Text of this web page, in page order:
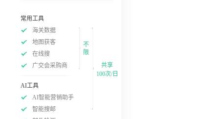
常用工具
海关数据
地图获客
在线搜
广交会采购商
不
限
AI工具
AI智能营销助手
智能搜邮
共享
100次/日